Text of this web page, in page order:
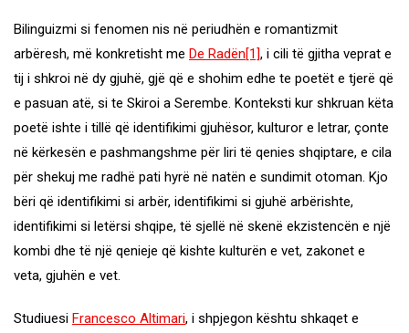
Bilinguizmi si fenomen nis në periudhën e romantizmit
arbëresh, më konkretisht me De Radën[1], i cili të gjitha veprat e
tij i shkroi në dy gjuhë, gjë që e shohim edhe te poetët e tjerë që
e pasuan atë, si te Skiroi a Serembe. Konteksti kur shkruan këta
poetë ishte i tillë që identifikimi gjuhësor, kulturor e letrar, çonte
në kërkesën e pashmangshme për liri të qenies shqiptare, e cila
për shekuj me radhë pati hyrë në natën e sundimit otoman. Kjo
bëri që identifikimi si arbër, identifikimi si gjuhë arbërishte,
identifikimi si letërsi shqipe, të sjellë në skenë ekzistencën e një
kombi dhe të një qenieje që kishte kulturën e vet, zakonet e
veta, gjuhën e vet.
Studiuesi Francesco Altimari, i shpjegon kështu shkaqet e